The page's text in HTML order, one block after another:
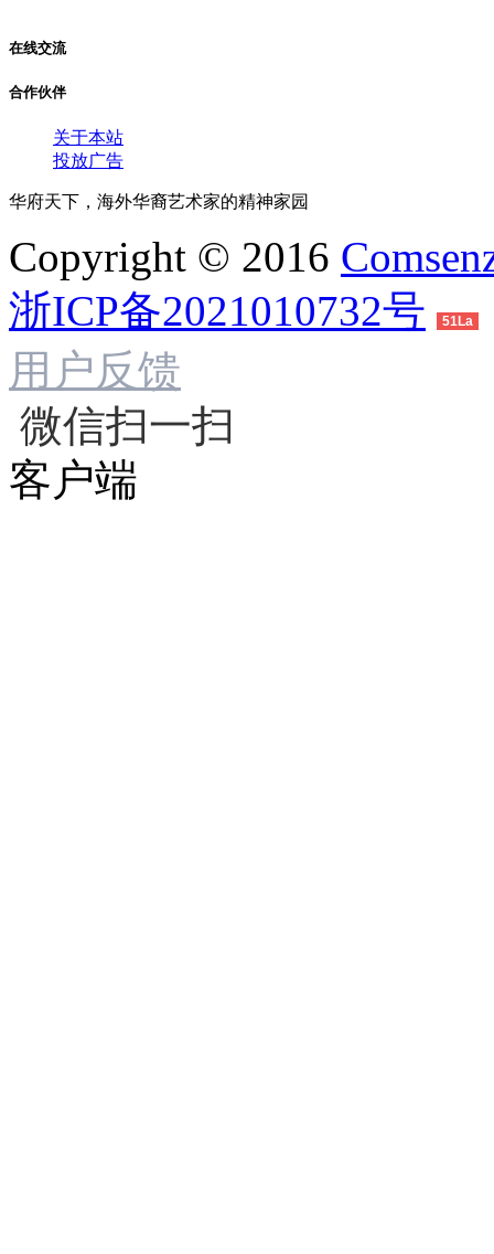
在线交流
合作伙伴
关于本站
投放广告
华府天下，海外华裔艺术家的精神家园
Copyright © 2016
浙ICP备2021010732号
51La
用户反馈
微信扫一扫
客户端